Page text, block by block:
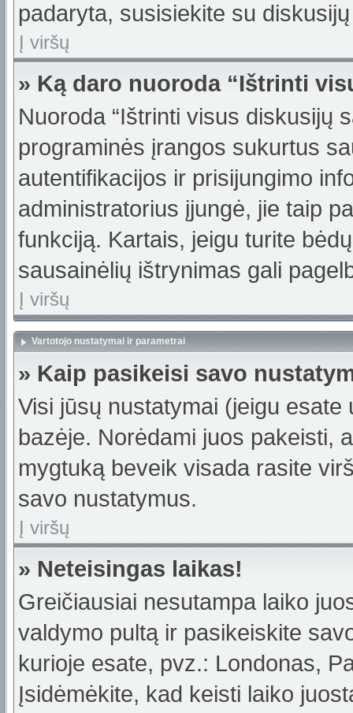
padaryta, susisiekite su
Į viršų
» Ką daro nuoroda “Ištrinti
Nuoroda “Ištrinti visus diskusijų
programinės įrangos sukurtus
autentifikacijos ir prisijungimo
administratorius įjungė, jie taip
funkciją. Kartais, jeigu turite
sausainėlių ištrynimas gali
Į viršų
Vartotojo nustatymai ir parametrai
» Kaip pasikeisi savo
Visi jūsų nustatymai (jeigu
bazėje. Norėdami juos pakeisti,
mygtuką beveik visada rasite
savo nustatymus.
Į viršų
» Neteisingas laikas!
Greičiausiai nesutampa laiko
valdymo pultą ir pasikeiskite
kurioje esate, pvz.: Londonas,
Įsidėmėkite, kad keisti laiko